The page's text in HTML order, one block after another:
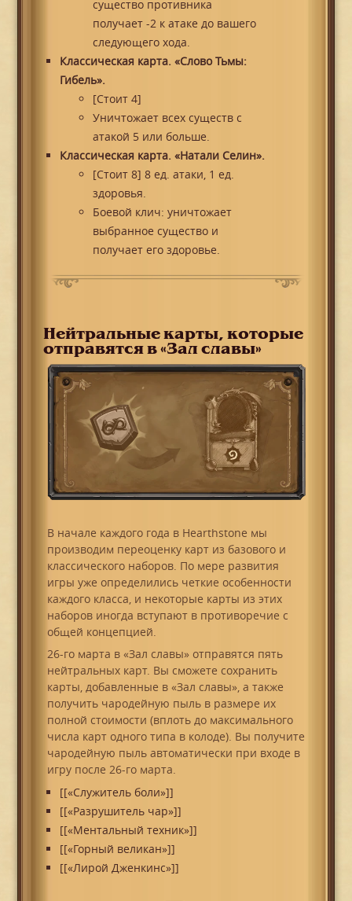
существо противника
получает -2 к атаке до вашего
следующего хода.
Классическая карта. «Слово Тьмы:
Гибель».
[Стоит 4]
Уничтожает всех существ с
атакой 5 или больше.
Классическая карта. «Натали Селин».
[Стоит 8] 8 ед. атаки, 1 ед.
здоровья.
Боевой клич: уничтожает
выбранное существо и
получает его здоровье.
Нейтральные карты, которые
отправятся в «Зал славы»
В начале каждого года в Hearthstone мы
производим переоценку карт из базового и
классического наборов. По мере развития
игры уже определились четкие особенности
каждого класса, и некоторые карты из этих
наборов иногда вступают в противоречие с
общей концепцией.
26-го марта в «Зал славы» отправятся пять
нейтральных карт. Вы сможете сохранить
карты, добавленные в «Зал славы», а также
получить чародейную пыль в размере их
полной стоимости (вплоть до максимального
числа карт одного типа в колоде). Вы получите
чародейную пыль автоматически при входе в
игру после 26-го марта.
[[«Служитель боли»]]
[[«Разрушитель чар»]]
[[«Ментальный техник»]]
[[«Горный великан»]]
[[«Лирой Дженкинс»]]